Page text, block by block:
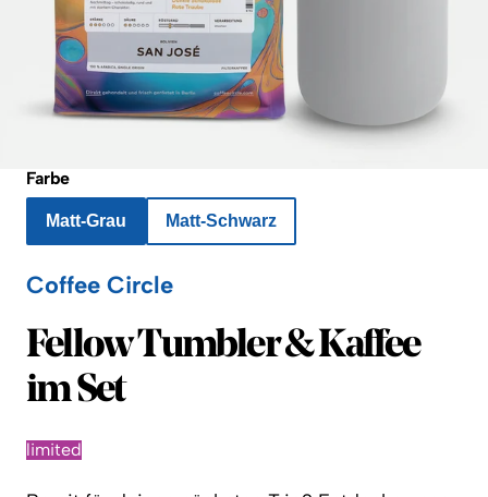
Farbe
Matt-Grau Matt-Schwarz
Coffee Circle
Coffee Circle
Fellow Tumbler & Kaffee
im Set
limited